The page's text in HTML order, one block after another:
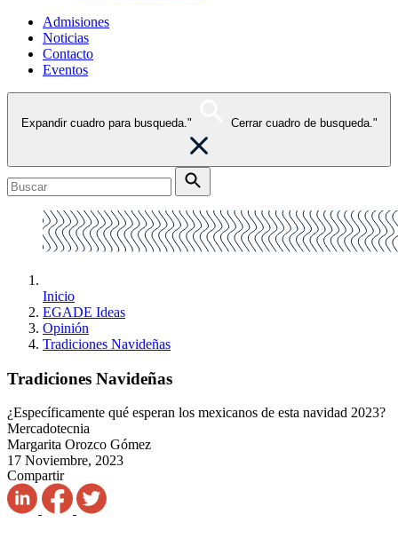
Admisiones
Noticias
Contacto
Eventos
Expandir cuadro para busqueda." Cerrar cuadro de busqueda."
Inicio
EGADE Ideas
Opinión
Tradiciones Navideñas
Tradiciones Navideñas
¿Específicamente qué esperan los mexicanos de esta navidad 2023?
Mercadotecnia
Margarita Orozco Gómez
17 Noviembre, 2023
Compartir